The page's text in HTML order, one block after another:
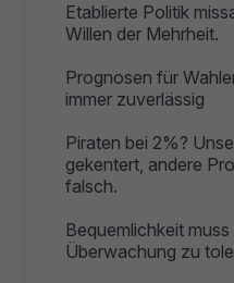
Etablierte Politik
Willen der Mehrheit.
Prognosen für
immer zuverlässig
Piraten bei 2%?
gekentert, andere
falsch.
Bequemlichkeit
Überwachung zu